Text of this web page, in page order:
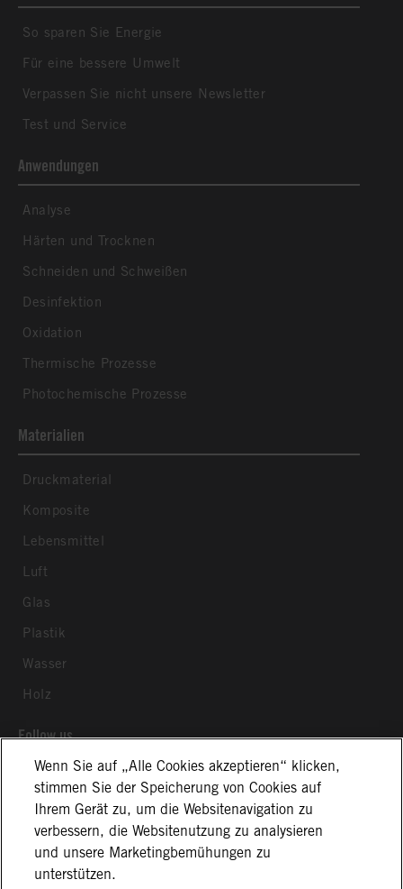
So sparen Sie Energie
Für eine bessere Umwelt
Verpassen Sie nicht unsere Newsletter
Test und Service
Anwendungen
Analyse
Härten und Trocknen
Schneiden und Schweißen
Desinfektion
Oxidation
Thermische Prozesse
Photochemische Prozesse
Materialien
Druckmaterial
Komposite
Lebensmittel
Luft
Glas
Plastik
Wasser
Holz
Follow us
Allgemeine Geschäftsbedingungen Impressum
Wenn Sie auf „Alle Cookies akzeptieren“ klicken,
stimmen Sie der Speicherung von Cookies auf
Ihrem Gerät zu, um die Websitenavigation zu
verbessern, die Websitenutzung zu analysieren
und unsere Marketingbemühungen zu
unterstützen.